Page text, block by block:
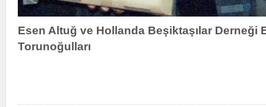
Esen Altuğ ve Hollanda Beşiktaşılar Derneği
Torunoğulları